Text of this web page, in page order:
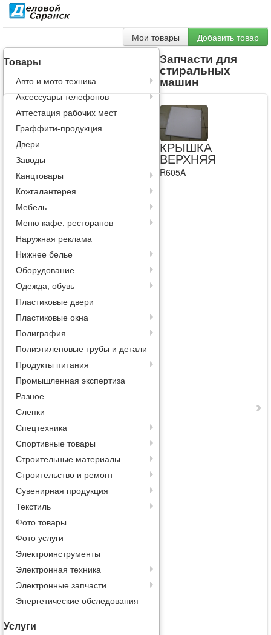
Мои товары Добавить товар
Товары
Авто и мото техника
Аксессуары телефонов
Аттестация рабочих мест
Граффити-продукция
Двери
Заводы
Канцтовары
Кожгалантерея
Мебель
Меню кафе, ресторанов
Наружная реклама
Нижнее белье
Оборудование
Одежда, обувь
Пластиковые двери
Пластиковые окна
Полиграфия
Полиэтиленовые трубы и детали
Продукты питания
Промышленная экспертиза
Разное
Слепки
Спецтехника
Спортивные товары
Строительные материалы
Строительство и ремонт
Сувенирная продукция
Текстиль
Фото товары
Фото услуги
Электроинструменты
Электронная техника
Электронные запчасти
Энергетические обследования
Услуги
Запчасти для
стиральных
машин
КРЫШКА
ВЕРХНЯЯ
R605A